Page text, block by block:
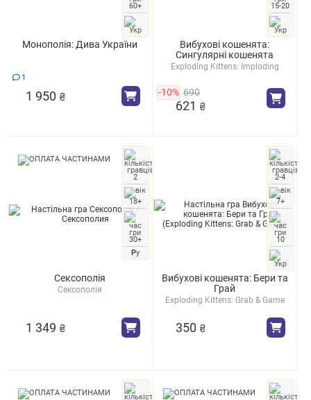
Монополія: Дива України
60+
1
1 950 ₴
Вибухові кошенята:
Сингулярні кошенята
Exploding Kittens: Imploding
15-20
-10% 690
621 ₴
Сексополія
Сексополія
2
18+
30+
Ру
1 349 ₴
Вибухові кошенята: Бери та
Грай
Exploding Kittens: Grab & Game
2-4
7+
10
350 ₴